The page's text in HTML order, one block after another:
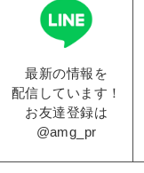
最新の情報を
配信しています！
お友達登録は
@amg_pr